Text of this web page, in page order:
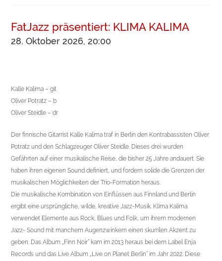
FatJazz präsentiert: KLIMA KALIMA
28. Oktober 2026, 20:00
Kalle Kalima – git
Oliver Potratz – b
Oliver Steidle – dr
Der finnische Gitarrist Kalle Kalima traf in Berlin den Kontrabassisten Oliver
Potratz und den Schlagzeuger Oliver Steidle. Dieses drei wurden
Gefährten auf einer musikalische Reise, die bisher 25 Jahre andauert. Sie
haben ihren eigenen Sound definiert, und fordern solide die Grenzen der
musikalischen Möglichkeiten der Trio-Formation heraus.
Die musikalische Kombination von Einflüssen aus Finnland und Berlin
ergibt eine ursprüngliche, wilde, kreative Jazz-Musik. Klima Kalima
verwendet Elemente aus Rock, Blues und Folk, um ihrem modernen
Jazz- Sound mit manchem Augenzwinkern einen skurrilen Akzent zu
geben. Das Album „Finn Noir“ kam im 2013 heraus bei dem Label Enja
Records und das Live Album „Live on Planet Berlin“ im Jahr 2022. Diese